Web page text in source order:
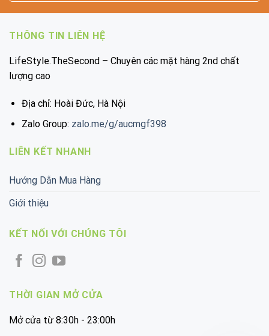
THÔNG TIN LIÊN HỆ
LifeStyle.TheSecond – Chuyên các mặt hàng 2nd chất
lượng cao
Địa chỉ: Hoài Đức, Hà Nội
Zalo Group: zalo.me/g/aucmgf398
LIÊN KẾT NHANH
Hướng Dẫn Mua Hàng
Giới thiệu
KẾT NỐI VỚI CHÚNG TÔI
THỜI GIAN MỞ CỬA
Mở cửa từ 8:30h - 23:00h